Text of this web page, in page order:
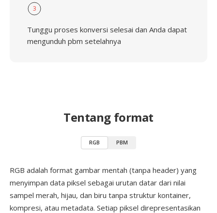
3
Tunggu proses konversi selesai dan Anda dapat
mengunduh pbm setelahnya
Tentang format
RGB PBM
RGB adalah format gambar mentah (tanpa header) yang
menyimpan data piksel sebagai urutan datar dari nilai
sampel merah, hijau, dan biru tanpa struktur kontainer,
kompresi, atau metadata. Setiap piksel direpresentasikan